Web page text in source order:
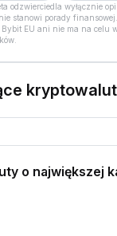
odzwierciedla wyłącznie
stanowi porady
EU ani nie ma na celu
o największej